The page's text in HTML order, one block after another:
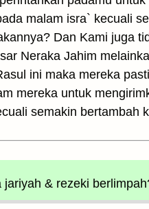
malam isra` kecuali
Dan Kami juga
Neraka Jahim
ini maka mereka
mereka untuk
semakin bertambah
jariyah & rezeki